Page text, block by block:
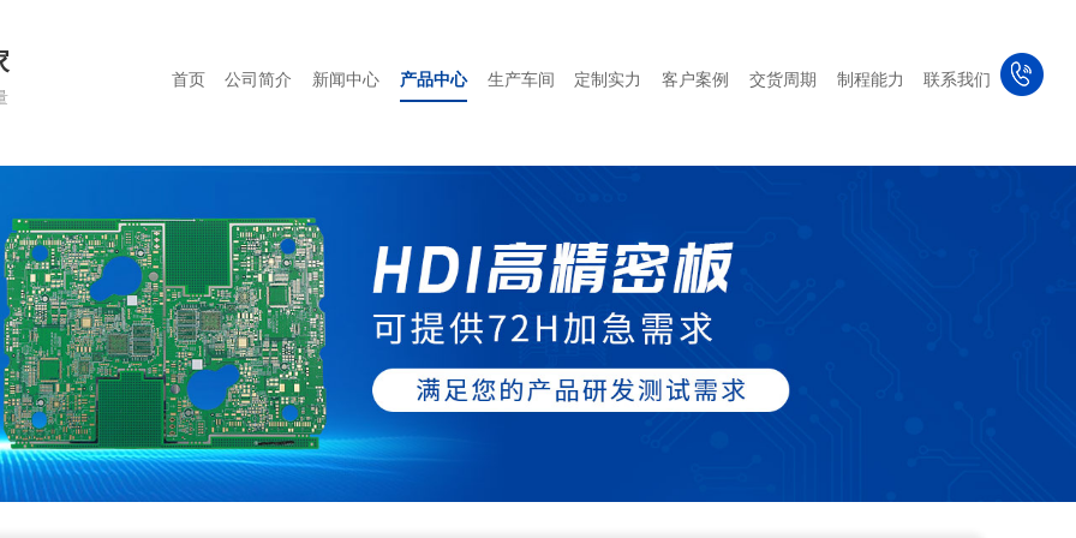
首页 公司简介 新闻中心 产品中心 生产车间 定制实力 客户案例 交货周期 制程能力 联系我们